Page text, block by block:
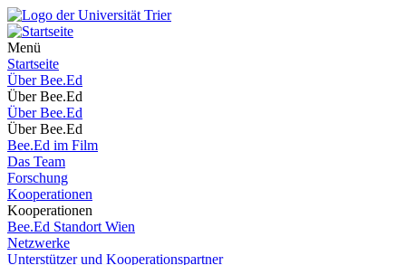
Menü
Startseite
Über Bee.Ed
Über Bee.Ed
Über Bee.Ed
Über Bee.Ed
Bee.Ed im Film
Das Team
Forschung
Kooperationen
Kooperationen
Bee.Ed Standort Wien
Netzwerke
Unterstützer und Kooperationspartner